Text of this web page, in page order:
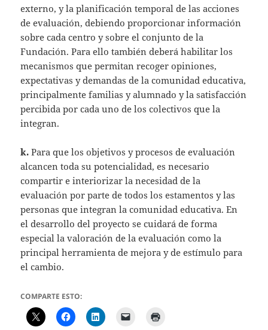
externo, y la planificación temporal de las acciones
de evaluación, debiendo proporcionar información
sobre cada centro y sobre el conjunto de la
Fundación. Para ello también deberá habilitar los
mecanismos que permitan recoger opiniones,
expectativas y demandas de la comunidad educativa,
principalmente familias y alumnado y la satisfacción
percibida por cada uno de los colectivos que la
integran.
k.Para que los objetivos y procesos de evaluación
alcancen toda su potencialidad, es necesario
compartir e interiorizar la necesidad de la
evaluación por parte de todos los estamentos y las
personas que integran la comunidad educativa. En
el desarrollo del proyecto se cuidará de forma
especial la valoración de la evaluación como la
principal herramienta de mejora y de estímulo para
el cambio.
COMPARTE ESTO: